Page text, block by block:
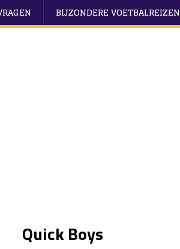
BIJZONDERE VOETBALREIZEN
Quick Boys